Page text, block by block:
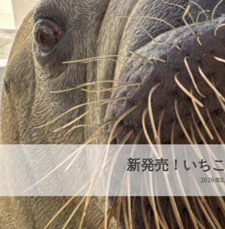
新発売！いちこキーホルダー
2026年8月8日